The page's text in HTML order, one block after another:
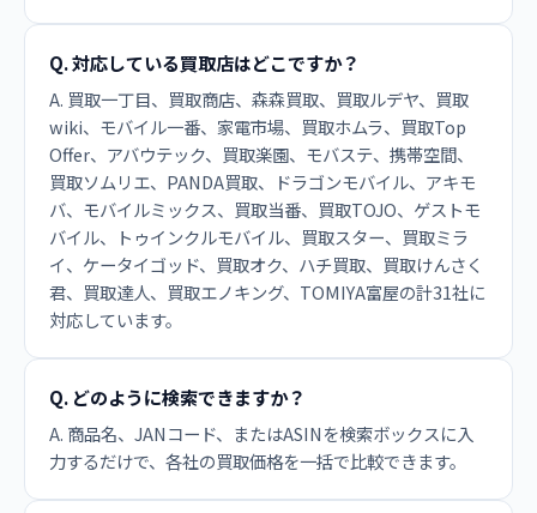
Q. 対応している買取店はどこですか？
A. 買取一丁目、買取商店、森森買取、買取ルデヤ、買取
wiki、モバイル一番、家電市場、買取ホムラ、買取Top
Offer、アバウテック、買取楽園、モバステ、携帯空間、
買取ソムリエ、PANDA買取、ドラゴンモバイル、アキモ
バ、モバイルミックス、買取当番、買取TOJO、ゲストモ
バイル、トゥインクルモバイル、買取スター、買取ミラ
イ、ケータイゴッド、買取オク、ハチ買取、買取けんさく
君、買取達人、買取エノキング、TOMIYA富屋の計31社に
対応しています。
Q. どのように検索できますか？
A. 商品名、JANコード、またはASINを検索ボックスに入
力するだけで、各社の買取価格を一括で比較できます。